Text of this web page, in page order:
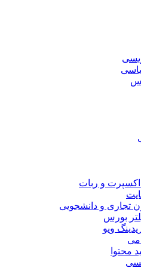
اکسپرت و ربات
تجاری و دانشجویی
بورس
ویو
محتوا